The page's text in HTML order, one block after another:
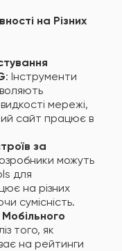
на Різних
: Інструменти
мережі,
сайт працює в
за
можуть
для
на різних
сумісність.
того, як
на рейтинги